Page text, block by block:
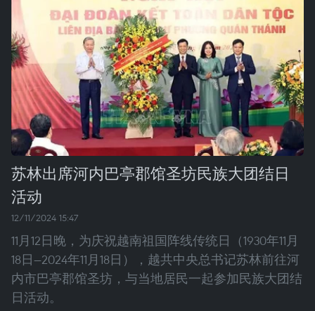
苏林出席河内巴亭郡馆圣坊民族大团结日
活动
12/11/2024 15:47
11月12日晚，为庆祝越南祖国阵线传统日（1930年11月
18日—2024年11月18日），越共中央总书记苏林前往河
内市巴亭郡馆圣坊，与当地居民一起参加民族大团结
日活动。